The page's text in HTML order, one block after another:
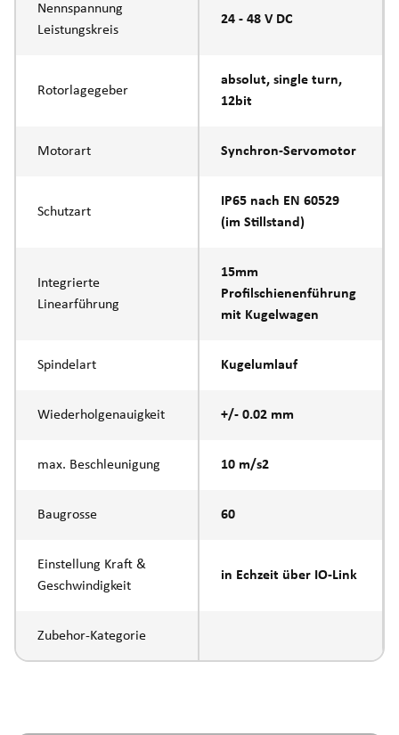
Nennspannung
Leistungskreis
24 - 48 V DC
Rotorlagegeber
absolut, single turn,
12bit
Motorart Synchron-Servomotor
Schutzart
IP65 nach EN 60529
(im Stillstand)
Integrierte
Linearführung
15mm
Profilschienenführung
mit Kugelwagen
Spindelart Kugelumlauf
Wiederholgenauigkeit +/- 0.02 mm
max. Beschleunigung 10 m/s2
Baugrosse 60
Einstellung Kraft &
Geschwindigkeit
in Echzeit über IO-Link
Zubehor-Kategorie